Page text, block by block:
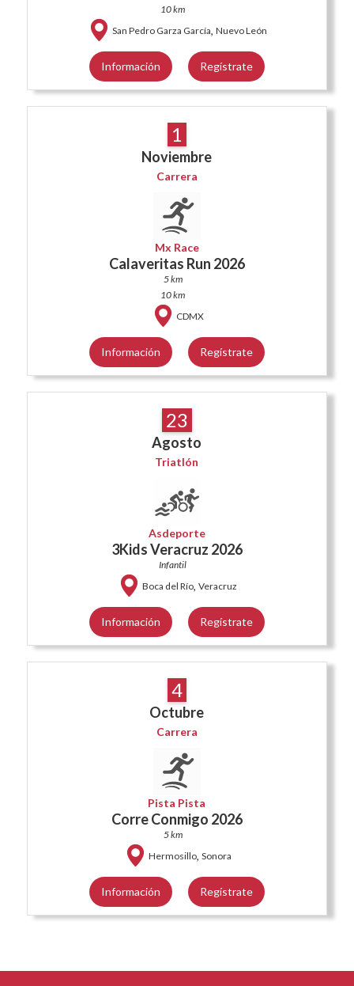
10 km
San Pedro Garza García, Nuevo León
Información Regístrate
1
Noviembre
Carrera
Mx Race
Calaveritas Run 2026
5 km
10 km
CDMX
Información Regístrate
23
Agosto
Triatlón
Asdeporte
3Kids Veracruz 2026
Infantil
Boca del Río, Veracruz
Información Regístrate
4
Octubre
Carrera
Pista Pista
Corre Conmigo 2026
5 km
Hermosillo, Sonora
Información Regístrate